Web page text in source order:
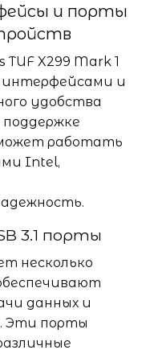
и порты
X299 Mark 1
и
удобства
поддержке
работать
Intel,
3.1 порты
несколько
данных и
Эти порты